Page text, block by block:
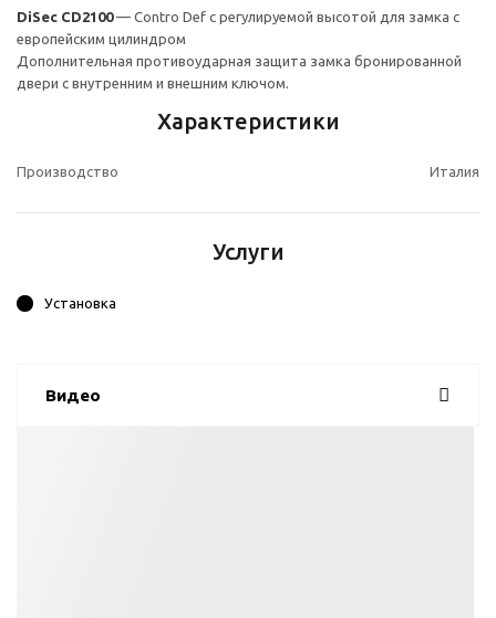
DiSec CD2100— Contro Def с регулируемой высотой для замка с
европейским цилиндром
Дополнительная противоударная защита замка бронированной
двери с внутренним и внешним ключом.
Характеристики
Производство Италия
Услуги
Установка
Видео